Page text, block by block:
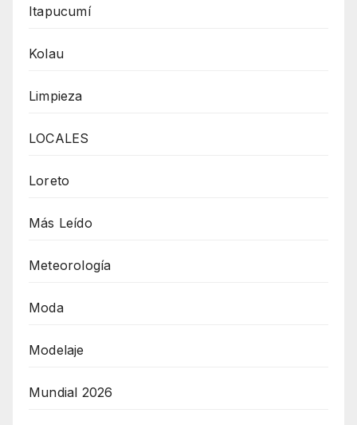
Itapucumí
Kolau
Limpieza
LOCALES
Loreto
Más Leído
Meteorología
Moda
Modelaje
Mundial 2026